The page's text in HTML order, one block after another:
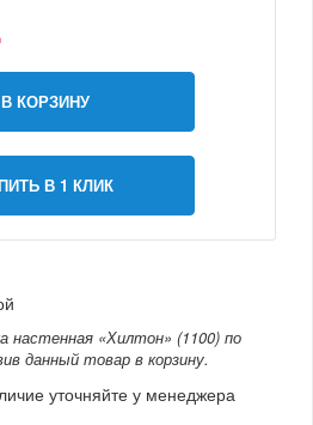
В КОРЗИНУ
В 1 КЛИК
«Хилтон» (1100) по
данный товар в корзину.
уточняйте у менеджера